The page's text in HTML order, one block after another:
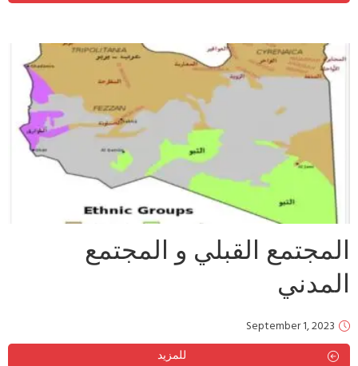
المجتمع القبلي و المجتمع
المدني
September 1, 2023
للمزيد